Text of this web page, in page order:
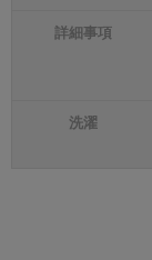
詳細事項
洗濯